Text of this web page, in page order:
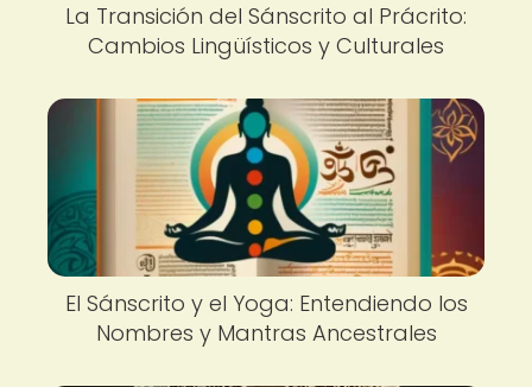
La Transición del Sánscrito al Prácrito:
Cambios Lingüísticos y Culturales
El Sánscrito y el Yoga: Entendiendo los
Nombres y Mantras Ancestrales